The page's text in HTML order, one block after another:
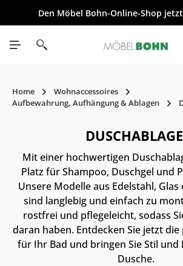
springen
Den Möbel Bohn-Online-Shop
Home
Wohnaccessoires
Aufbewahrung, Aufhängung & Ablagen
Mit einer hochwertigen
Platz für Shampoo, Duschgel und
Unsere Modelle aus Edelstahl,
sind langlebig und einfach zu
rostfrei und pflegeleicht, sodass
daran haben. Entdecken Sie jetzt die
für Ihr Bad und bringen Sie Stil
Dusche.